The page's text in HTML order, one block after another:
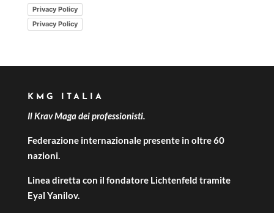
Privacy Policy
Privacy Policy
KMG ITALIA
Il Krav Maga dei professionisti.
Federazione internazionale presente in oltre 60
nazioni.
Linea diretta con il fondatore Lichtenfeld tramite
Eyal Yanilov.